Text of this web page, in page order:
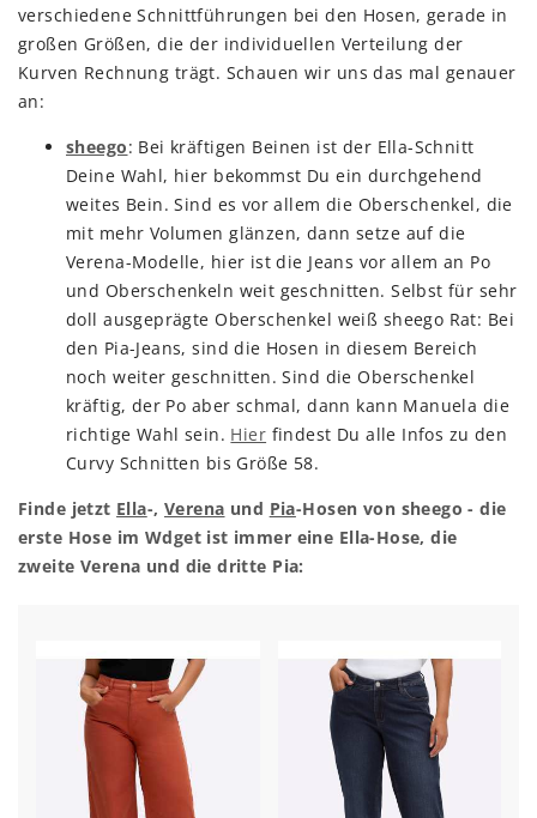
verschiedene Schnittführungen bei den Hosen, gerade in
großen Größen, die der individuellen Verteilung der
Kurven Rechnung trägt. Schauen wir uns das mal genauer
an:
sheego: Bei kräftigen Beinen ist der Ella-Schnitt
Deine Wahl, hier bekommst Du ein durchgehend
weites Bein. Sind es vor allem die Oberschenkel, die
mit mehr Volumen glänzen, dann setze auf die
Verena-Modelle, hier ist die Jeans vor allem an Po
und Oberschenkeln weit geschnitten. Selbst für sehr
doll ausgeprägte Oberschenkel weiß sheego Rat: Bei
den Pia-Jeans, sind die Hosen in diesem Bereich
noch weiter geschnitten. Sind die Oberschenkel
kräftig, der Po aber schmal, dann kann Manuela die
richtige Wahl sein. Hier findest Du alle Infos zu den
Curvy Schnitten bis Größe 58.
Finde jetzt Ella-, Verena und Pia-Hosen von sheego - die
erste Hose im Wdget ist immer eine Ella-Hose, die
zweite Verena und die dritte Pia: